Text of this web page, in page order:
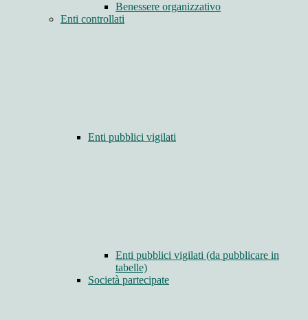
Benessere organizzativo
Enti controllati
Enti pubblici vigilati
Enti pubblici vigilati (da pubblicare in
tabelle)
Società partecipate